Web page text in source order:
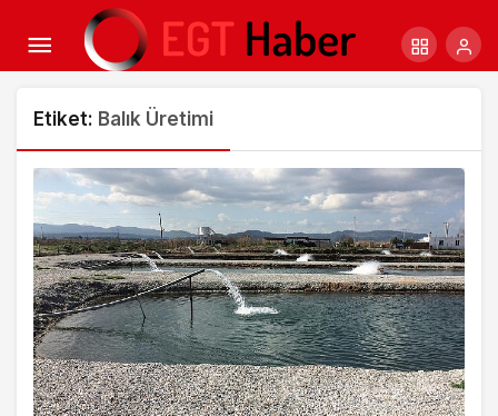
Etiket: Balık Üretimi